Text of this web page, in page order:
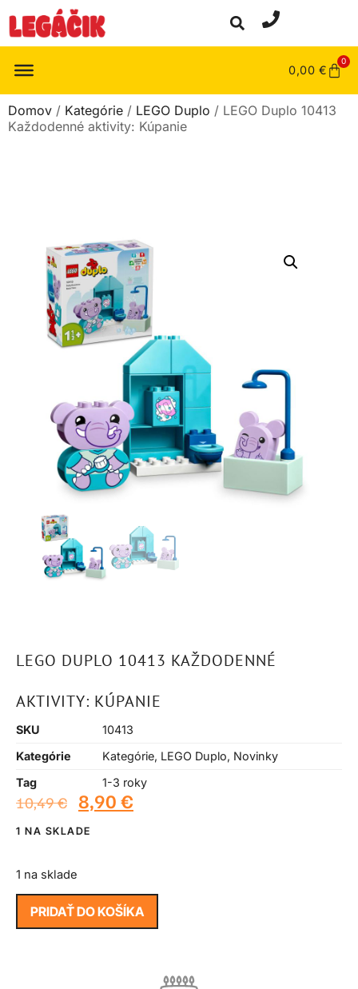
0,00 €
0
Domov / Kategórie / LEGO Duplo / LEGO Duplo 10413
Každodenné aktivity: Kúpanie
LEGO DUPLO 10413 KAŽDODENNÉ
AKTIVITY: KÚPANIE
SKU
10413
Kategórie
Kategórie, LEGO Duplo, Novinky
Tag
1-3 roky
10,49€ 8,90 €
1 NA SKLADE
1 na sklade
PRIDAŤ DO KOŠÍKA